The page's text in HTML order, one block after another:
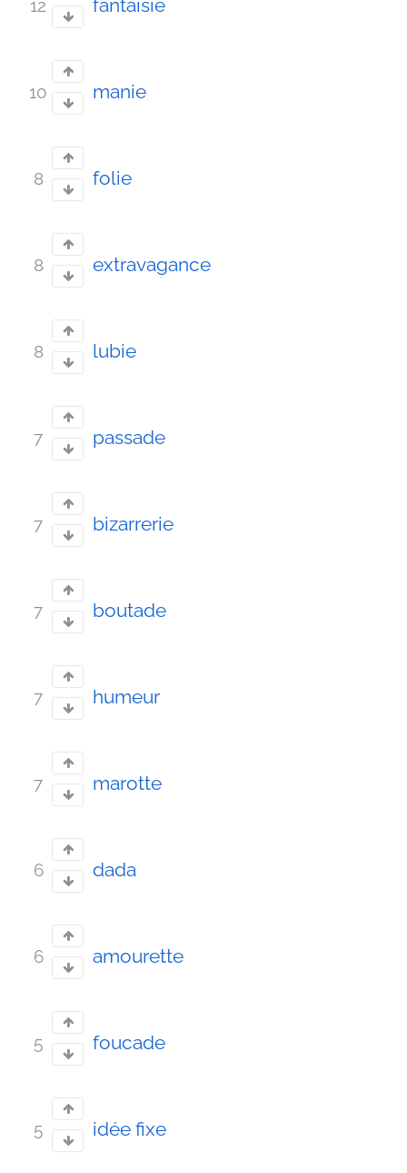
12 fantaisie
10 manie
8 folie
8 extravagance
8 lubie
7 passade
7 bizarrerie
7 boutade
7 humeur
7 marotte
6 dada
6 amourette
5 foucade
5 idée fixe